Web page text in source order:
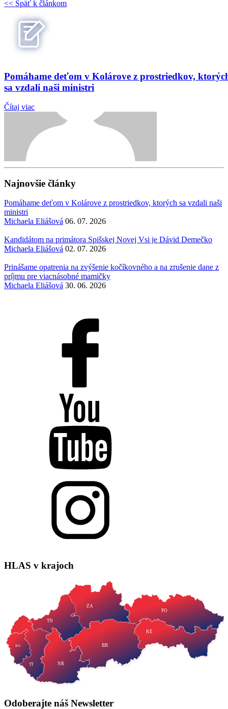
<< Späť k článkom
Pomáhame deťom v Kolárove z prostriedkov,
sa vzdali naši ministri
Čítaj viac
Najnovšie články
Pomáhame deťom v Kolárove z prostriedkov, ktorých sa vzdali naši
ministri
Michaela Eliášová 06. 07. 2026
Kandidátom na primátora Spišskej Novej Vsi je Dávid Demečko
Michaela Eliášová 02. 07. 2026
Prinášame opatrenia na zvýšenie kočíkovného a na zrušenie dane z
príjmu pre viacnásobné mamičky
Michaela Eliášová 30. 06. 2026
HLAS v krajoch
TT NR
TN
ZA
BB
PO
KE
BA
Odoberajte náš Newsletter